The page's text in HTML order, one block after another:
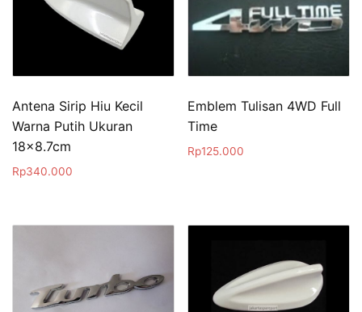
Antena Sirip Hiu Kecil
Warna Putih Ukuran
18×8.7cm
Rp340.000
Emblem Tulisan 4WD Full
Time
Rp125.000